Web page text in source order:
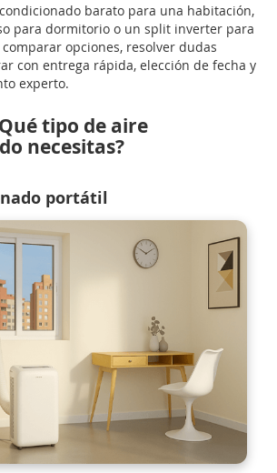
barato para una habitación,
para dormitorio o un split inverter para
opciones, resolver dudas
con entrega rápida, elección de fecha y
experto.
tipo de aire
necesitas?
portátil